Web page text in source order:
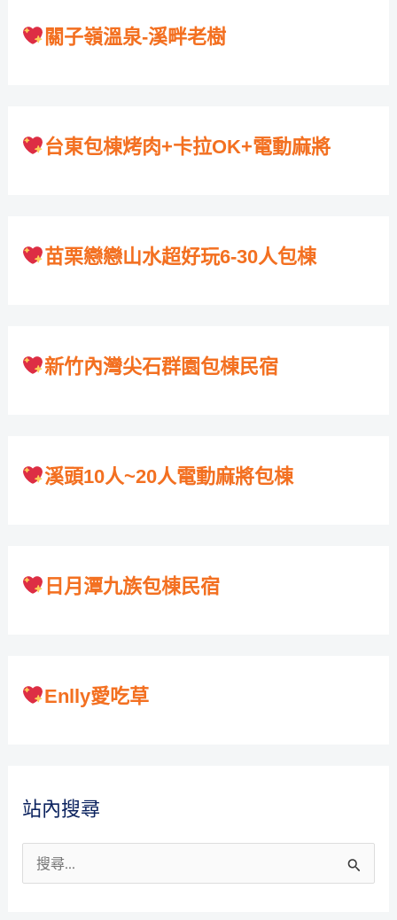
關子嶺溫泉-溪畔老樹
台東包棟烤肉+卡拉OK+電動麻將
苗栗戀戀山水超好玩6-30人包棟
新竹內灣尖石群園包棟民宿
溪頭10人~20人電動麻將包棟
日月潭九族包棟民宿
Enlly愛吃草
站內搜尋
尋